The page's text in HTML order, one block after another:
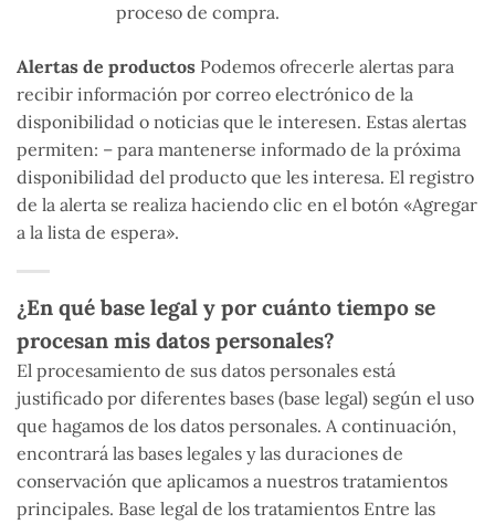
proceso de compra.
Alertas de productos Podemos ofrecerle alertas para
recibir información por correo electrónico de la
disponibilidad o noticias que le interesen. Estas alertas
permiten: – para mantenerse informado de la próxima
disponibilidad del producto que les interesa. El registro
de la alerta se realiza haciendo clic en el botón «Agregar
a la lista de espera».
¿En qué base legal y por cuánto tiempo se
procesan mis datos personales?
El procesamiento de sus datos personales está
justificado por diferentes bases (base legal) según el uso
que hagamos de los datos personales. A continuación,
encontrará las bases legales y las duraciones de
conservación que aplicamos a nuestros tratamientos
principales. Base legal de los tratamientos Entre las